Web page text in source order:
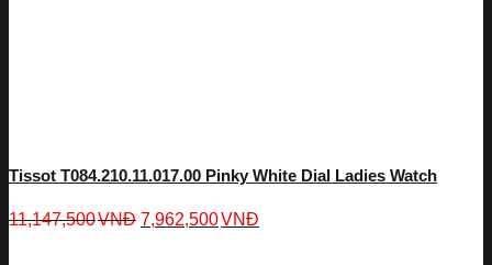
Tissot T084.210.11.017.00 Pinky White Dial Ladies Watch
11,147,500VNĐ 7,962,500VNĐ